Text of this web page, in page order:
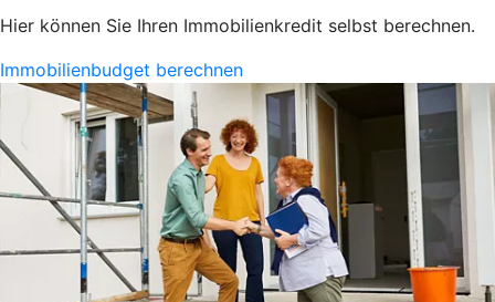
Hier können Sie Ihren Immobilienkredit selbst berechnen.
Immobilienbudget berechnen